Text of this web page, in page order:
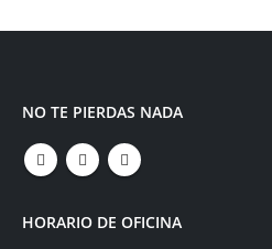
NO TE PIERDAS NADA
HORARIO DE OFICINA